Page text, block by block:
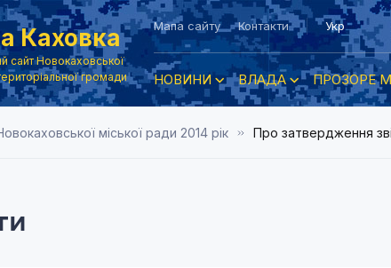
Каховка
сайт Новокаховської
громади
Мапа сайту Контакти Укр
НОВИНИ ВЛАДА ПРОЗОРЕ
міської ради 2014 рік Про затвердження